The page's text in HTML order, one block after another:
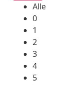
Alle
0
1
2
3
4
5